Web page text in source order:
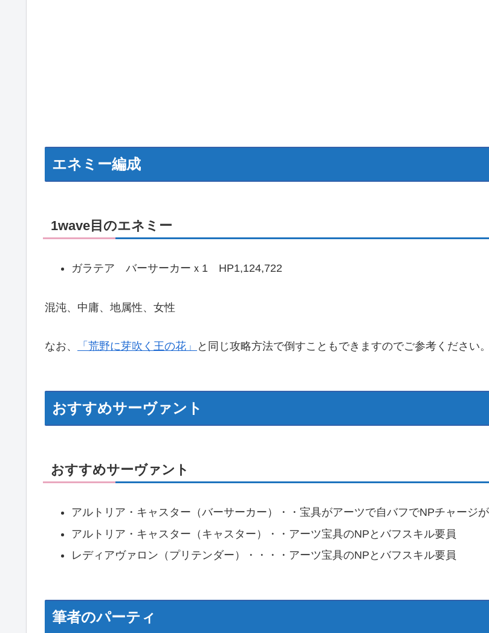
エネミー編成
1wave目のエネミー
ガラテア バーサーカーｘ1 HP1,124,722
混沌、中庸、地属性、女性
なお、 「荒野に芽吹く王の花」 と同じ攻略方法で倒すこともできますのでご参考ください。
おすすめサーヴァント
おすすめサーヴァント
アルトリア・キャスター（バーサーカー）・・宝具がアーツで自バフでNPチャージ
アルトリア・キャスター（キャスター）・・アーツ宝具のNPとバフスキル要員
レディアヴァロン（プリテンダー）・・・・アーツ宝具のNPとバフスキル要員
筆者のパーティ